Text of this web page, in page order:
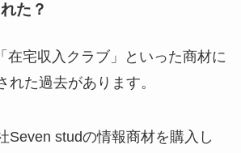
た？
在宅収入クラブ」といった商材に
れた過去があります。
Seven studの情報商材を購入し